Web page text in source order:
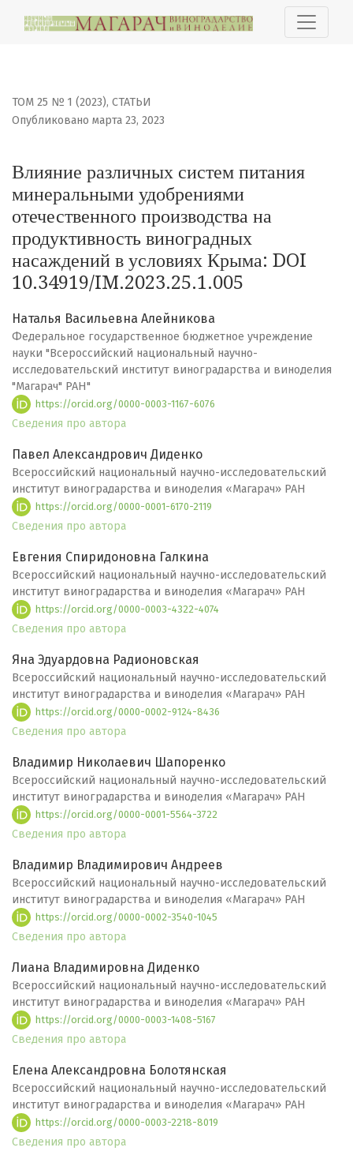
Влияние различных систем питания минеральными
ТОМ 25 № 1 (2023), СТАТЬИ
Влияние различных систем питания
минеральными удобрениями
отечественного производства на
продуктивность виноградных
насаждений в условиях Крыма: DOI
10.34919/IM.2023.25.1.005
Опубликовано марта 23, 2023
Наталья Васильевна Алейникова
Федеральное государственное бюджетное учреждение
науки "Всероссийский национальный научно-
исследовательский институт виноградарства и виноделия
"Магарач" РАН"
https://orcid.org/0000-0003-1167-6076
Сведения про автора
Павел Александрович Диденко
Всероссийский национальный научно-исследовательский
институт виноградарства и виноделия «Магарач» РАН
https://orcid.org/0000-0001-6170-2119
Сведения про автора
Евгения Спиридоновна Галкина
Всероссийский национальный научно-исследовательский
институт виноградарства и виноделия «Магарач» РАН
https://orcid.org/0000-0003-4322-4074
Сведения про автора
Яна Эдуардовна Радионовская
Всероссийский национальный научно-исследовательский
институт виноградарства и виноделия «Магарач» РАН
https://orcid.org/0000-0002-9124-8436
Сведения про автора
Владимир Николаевич Шапоренко
Всероссийский национальный научно-исследовательский
институт виноградарства и виноделия «Магарач» РАН
https://orcid.org/0000-0001-5564-3722
Сведения про автора
Владимир Владимирович Андреев
Всероссийский национальный научно-исследовательский
институт виноградарства и виноделия «Магарач» РАН
https://orcid.org/0000-0002-3540-1045
Сведения про автора
Лиана Владимировна Диденко
Всероссийский национальный научно-исследовательский
институт виноградарства и виноделия «Магарач» РАН
https://orcid.org/0000-0003-1408-5167
Сведения про автора
Елена Александровна Болотянская
Всероссийский национальный научно-исследовательский
институт виноградарства и виноделия «Магарач» РАН
https://orcid.org/0000-0003-2218-8019
Сведения про автора